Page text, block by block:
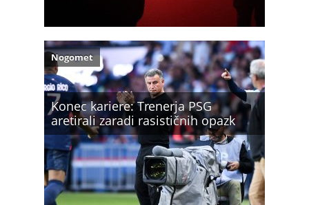
Konec kariere: Trenerja PSG
aretirali zaradi rasističnih opazk
Nogomet